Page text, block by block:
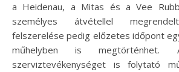
a Heidenau, a Mitas és a Vee
személyes átvétellel
felszerelése pedig előzetes időpont
műhelyben is
szerviztevékenységet is folytató